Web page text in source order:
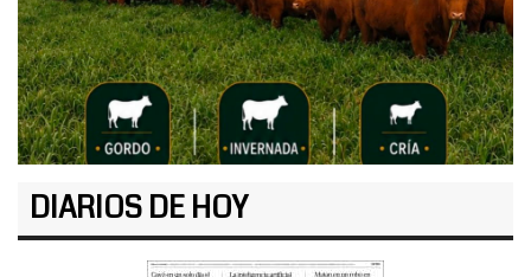
DIARIOS DE HOY